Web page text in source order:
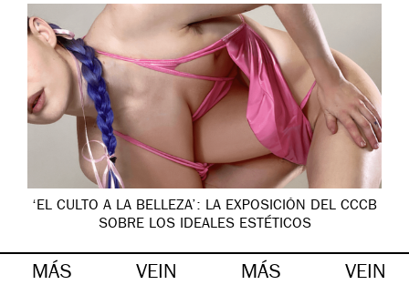
‘EL CULTO A LA BELLEZA’: LA EXPOSICIÓN DEL CCCB
SOBRE LOS IDEALES ESTÉTICOS
MÁS VEIN MÁS VEIN